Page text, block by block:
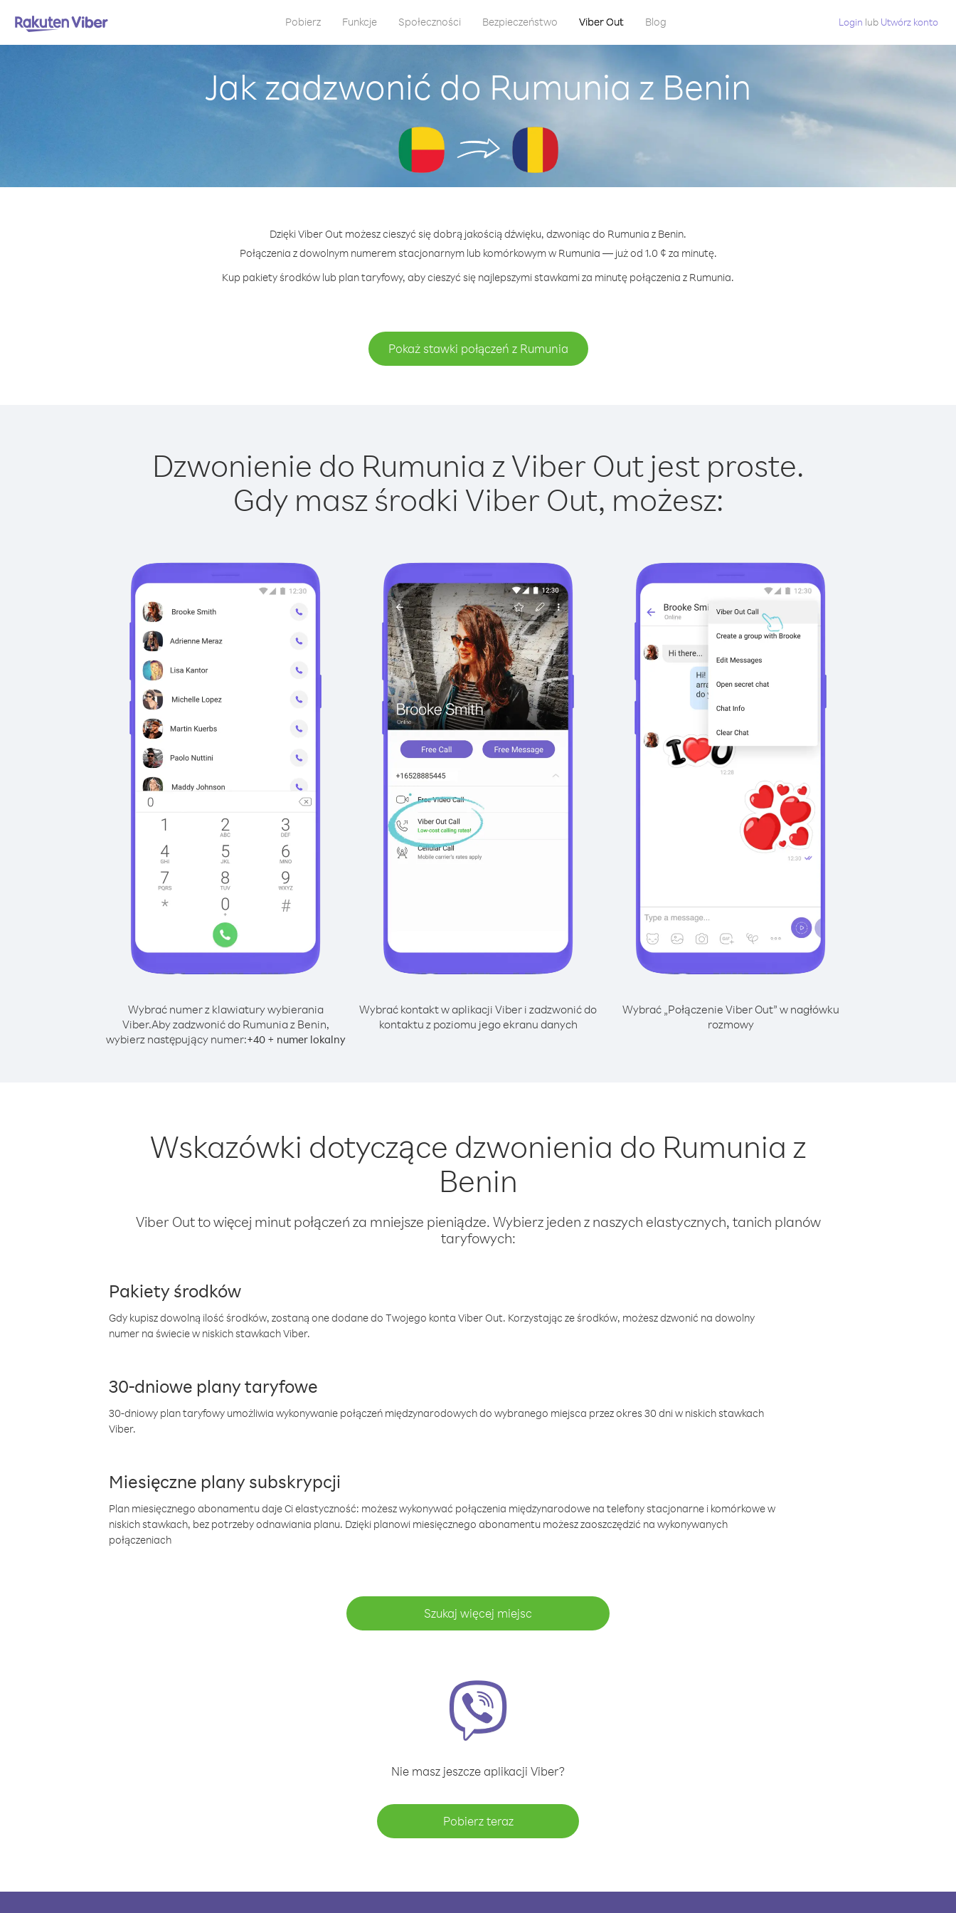
Pobierz Funkcje Społeczności Bezpieczeństwo Viber Out Blog Login lub Utwórz konto
Jak zadzwonić do Rumunia z Benin
Dzięki Viber Out możesz cieszyć się dobrą jakością dźwięku, dzwoniąc do Rumunia z Benin.
Połączenia z dowolnym numerem stacjonarnym lub komórkowym w Rumunia — już od 1.0 ¢ za minutę.
Kup pakiety środków lub plan taryfowy, aby cieszyć się najlepszymi stawkami za minutę połączenia z Rumunia.
Pokaż stawki połączeń z Rumunia
Dzwonienie do Rumunia z Viber Out jest proste.
Gdy masz środki Viber Out, możesz:
Wybrać numer z klawiatury wybierania
Viber.Aby zadzwonić do Rumunia z Benin,
wybierz następujący numer:+40+ numer lokalny
Wybrać kontakt w aplikacji Viber i zadzwonić do
kontaktu z poziomu jego ekranu danych
Wybrać „Połączenie Viber Out” w nagłówku
rozmowy
Wskazówki dotyczące dzwonienia do Rumunia z
Benin
Viber Out to więcej minut połączeń za mniejsze pieniądze. Wybierz jeden z naszych elastycznych, tanich planów
taryfowych:
Pakiety środków
Gdy kupisz dowolną ilość środków, zostaną one dodane do Twojego konta Viber Out. Korzystając ze środków, możesz dzwonić na dowolny
numer na świecie w niskich stawkach Viber.
30-dniowe plany taryfowe
30-dniowy plan taryfowy umożliwia wykonywanie połączeń międzynarodowych do wybranego miejsca przez okres 30 dni w niskich stawkach
Viber.
Miesięczne plany subskrypcji
Plan miesięcznego abonamentu daje Ci elastyczność: możesz wykonywać połączenia międzynarodowe na telefony stacjonarne i komórkowe w
niskich stawkach, bez potrzeby odnawiania planu. Dzięki planowi miesięcznego abonamentu możesz zaoszczędzić na wykonywanych
połączeniach
Szukaj więcej miejsc
Nie masz jeszcze aplikacji Viber?
Pobierz teraz